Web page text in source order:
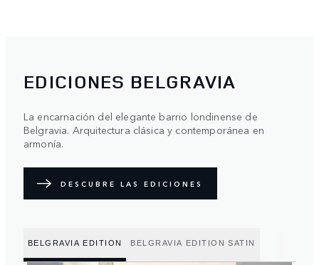
EDICIONES BELGRAVIA
La encarnación del elegante barrio londinense de
Belgravia. Arquitectura clásica y contemporánea en
armonía.
DESCUBRE LAS EDICIONES
BELGRAVIA EDITION BELGRAVIA EDITION SATIN